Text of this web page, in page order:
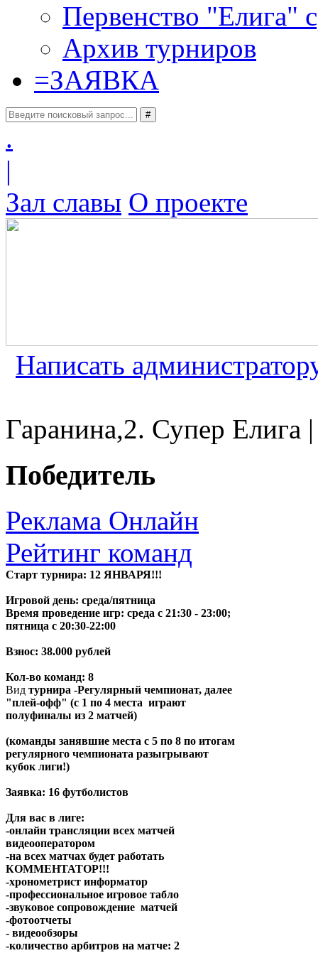
Первенство "Елига"
Архив турниров
=ЗАЯВКА
#
.
|
Зал славы О проекте
Написать
Гаранина,2. Супер Елига
Победитель
Реклама Онлайн
Рейтинг команд
Старт турнира: 12 ЯНВАРЯ!!!
Игровой день: среда/пятница
Время проведение игр: среда с 21:30 - 23:00;
пятница с 20:30-22:00
Взнос: 38.000 рублей
Кол-во команд: 8
Вид турнира -Регулярный чемпионат, далее
"плей-офф" (с 1 по 4 места играют
полуфиналы из 2 матчей)
(команды занявшие места с 5 по 8 по итогам
регулярного чемпионата разыгрывают
кубок лиги!)
Заявка: 16 футболистов
Для вас в лиге:
-онлайн трансляции всех матчей
видеооператором
-на всех матчах будет работать
КОММЕНТАТОР!!!
-хронометрист информатор
-профессиональное игровое табло
-звуковое сопровождение матчей
-фотоотчеты
- видеообзоры
-количество арбитров на матче: 2